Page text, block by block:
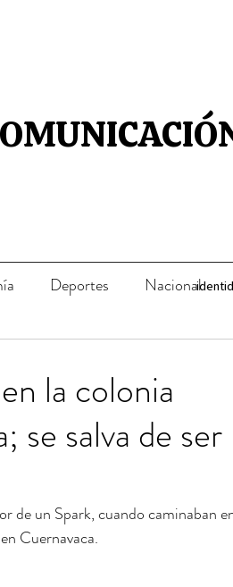
Deportes Nacional
la colonia
se salva de ser
de un Spark, cuando caminaban
Cuernavaca.